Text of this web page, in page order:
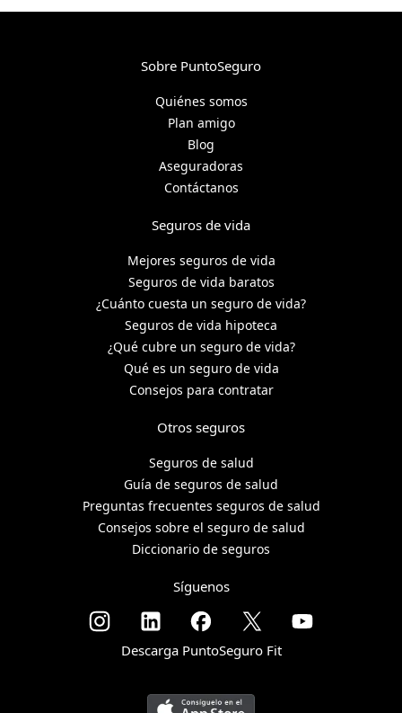
Sobre PuntoSeguro
Quiénes somos
Plan amigo
Blog
Aseguradoras
Contáctanos
Seguros de vida
Mejores seguros de vida
Seguros de vida baratos
¿Cuánto cuesta un seguro de vida?
Seguros de vida hipoteca
¿Qué cubre un seguro de vida?
Qué es un seguro de vida
Consejos para contratar
Otros seguros
Seguros de salud
Guía de seguros de salud
Preguntas frecuentes seguros de salud
Consejos sobre el seguro de salud
Diccionario de seguros
Síguenos
Descarga PuntoSeguro Fit